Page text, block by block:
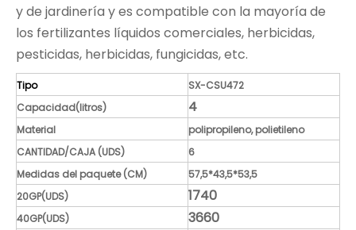
y de jardinería y es compatible con la mayoría de
los fertilizantes líquidos comerciales, herbicidas,
pesticidas, herbicidas, fungicidas, etc.
Tipo
SX-CSU472
Capacidad(litros)
4
Material
polipropileno, polietileno
CANTIDAD/CAJA (UDS)
6
Medidas del paquete (CM)
57,5*43,5*53,5
20GP(UDS)
1740
40GP(UDS) 3660